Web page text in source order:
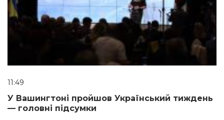
11:49
У Вашингтоні пройшов Український тиждень
— головні підсумки